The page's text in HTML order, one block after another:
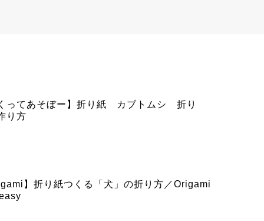
くってあそぼー】折り紙 カブトムシ 折り
り方
】折り紙つくる「犬」の折り方／Origami